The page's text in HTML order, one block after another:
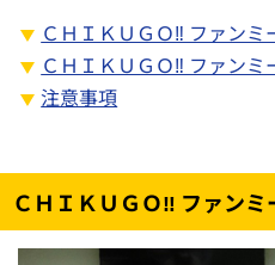
ＣＨＩＫＵＧＯ‼ ファン
ＣＨＩＫＵＧＯ‼ ファン
注意事項
ＣＨＩＫＵＧＯ‼ ファン